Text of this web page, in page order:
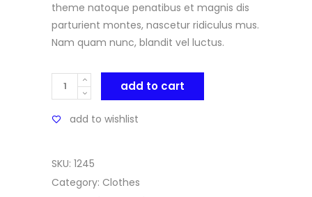
theme natoque penatibus et magnis dis
parturient montes, nascetur ridiculus mus.
Nam quam nunc, blandit vel luctus.
Quantity add to cart
add to wishlist
SKU: 1245
Category: Clothes